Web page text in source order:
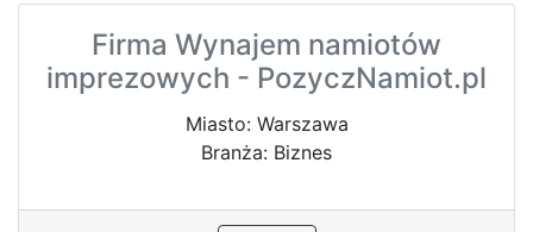
Firma Wynajem namiotów
imprezowych - PozyczNamiot.pl
Miasto: Warszawa
Branża: Biznes